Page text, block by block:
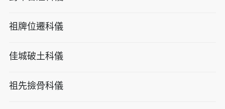
祖牌位遷科儀
佳城破土科儀
祖先撿骨科儀